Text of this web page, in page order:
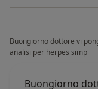
Buongiorno dottore vi
analisi per herpes simp
Buongiorno